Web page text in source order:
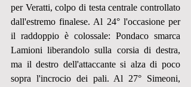
per Veratti, colpo di testa centrale controllato
dall'estremo finalese. Al 24° l'occasione per
il raddoppio è colossale: Pondaco smarca
Lamioni liberandolo sulla corsia di destra,
ma il destro dell'attaccante si alza di poco
sopra l'incrocio dei pali. Al 27° Simeoni,